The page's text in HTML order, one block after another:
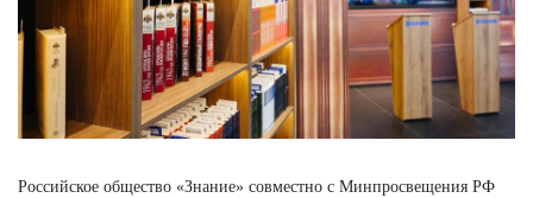
Российское общество «Знание» совместно с Минпросвещения РФ